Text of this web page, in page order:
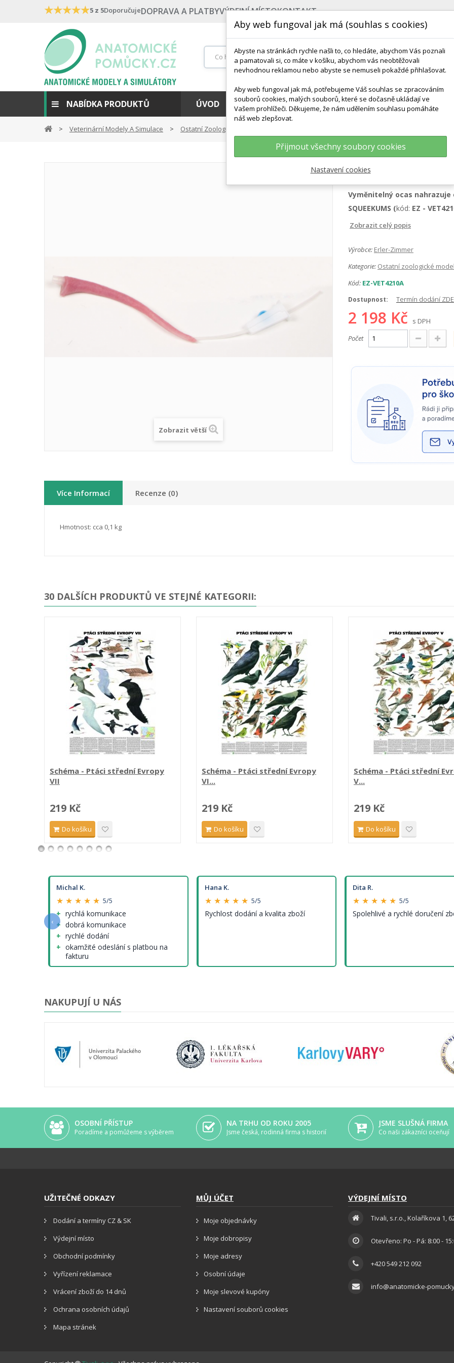
★★★★★5 z 5DoporučujeDOPRAVA A PLATBYVÝDEJNÍ MÍSTOKONTAKT
NABÍDKA PRODUKTŮ ÚVOD NEJPRODÁVANĚJŠÍ VÝCHOVA KE ZDRAVÍ
Veterinární Modely A Simulace Ostatní Zoologické Modely
Zobrazit větší
Náhradní krysí
Vyměnitelný ocas
SQUEEKUMS (kód: EZ -
Zobrazit celý popis
Výrobce: Erler-Zimmer
Kategorie: Ostatní zoologické
Kód: EZ-VET4210A
Dostupnost: Termín dodání ZDE
2 198 Kč
s DPH
Počet
Více Informací Recenze (0)
Hmotnost: cca 0,1 kg
30 DALŠÍCH PRODUKTŮ VE STEJNÉ KATEGORII:
Schéma - Ptáci střední Evropy
VII
219 Kč
Do košíku
Schéma - Ptáci střední Evropy
VI...
219 Kč
Do košíku
Schéma - Ptáci střední
V...
219 Kč
Do košíku
Michal K.
★ ★ ★ ★ ★ 5/5
rychlá komunikace
dobrá komunikace
rychlé dodání
okamžité odeslání s platbou na
fakturu
nenalezl jsem (tedy krom cen
Hana K.
★ ★ ★ ★ ★ 5/5
Rychlost dodání a kvalita zboží
Dita R.
★ ★ ★ ★ ★ 5/5
Spolehlivé a rychlé doručení
‹
NAKUPUJÍ U NÁS
OSOBNÍ PŘÍSTUP
Poradíme a pomůžeme s výběrem
NA TRHU OD ROKU 2005
Jsme česká, rodinná firma s historií
JSME SLUŠNÁ FIRMA
Co naši zákazníci oceňují
UŽITEČNÉ ODKAZY
Dodání a termíny CZ & SK
Výdejní místo
Obchodní podmínky
Vyřízení reklamace
Vrácení zboží do 14 dnů
Ochrana osobních údajů
Mapa stránek
MŮJ ÚČET
Moje objednávky
Moje dobropisy
Moje adresy
Osobní údaje
Moje slevové kupóny
Nastavení souborů cookies
VÝDEJNÍ MÍSTO
Tivali, s.r.o., Kolaříkova 1,
Otevřeno: Po - Pá: 8:00 -
+420 549 212 092
info@anatomicke-
Aby web fungoval jak má (souhlas s cookies)
Abyste na stránkách rychle našli to, co hledáte, abychom Vás poznali
a pamatovali si, co máte v košíku, abychom vás neobtěžovali
nevhodnou reklamou nebo abyste se nemuseli pokaždé přihlašovat.
Aby web fungoval jak má, potřebujeme Váš souhlas se zpracováním
souborů cookies, malých souborů, které se dočasně ukládají ve
Vašem prohlížeči. Děkujeme, že nám udělením souhlasu pomáháte
náš web zlepšovat.
Přijmout všechny soubory cookies
Nastavení cookies